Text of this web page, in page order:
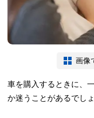
画像
車を購入するときに、
か迷うことがあるでしょ